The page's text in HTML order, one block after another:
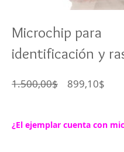
Microchip para
identificación y
1.500,00$ Precio
899,10$
¿El ejemplar cuenta con